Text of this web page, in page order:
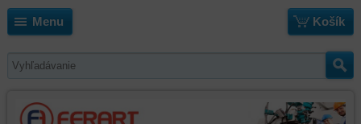
Menu Košík